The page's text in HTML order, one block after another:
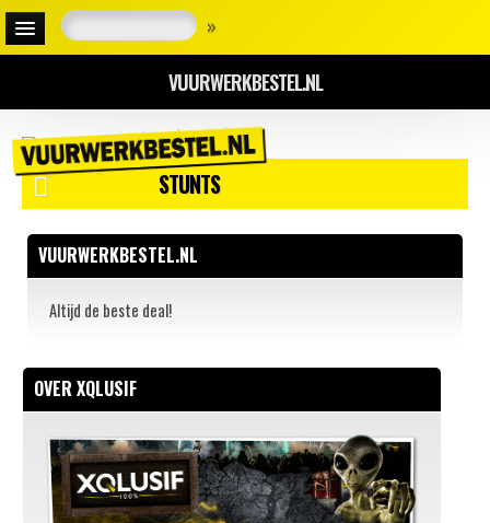
»
VUURWERKBESTEL.NL
STUNTS
VUURWERKBESTEL.NL
Altijd de beste deal!
OVER XQLUSIF